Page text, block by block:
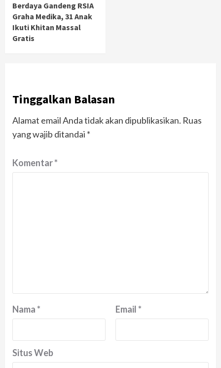
Berdaya Gandeng RSIA
Graha Medika, 31 Anak
Ikuti Khitan Massal
Gratis
Tinggalkan Balasan
Alamat email Anda tidak akan dipublikasikan. Ruas
yang wajib ditandai *
Komentar*
Nama* Email*
Situs Web